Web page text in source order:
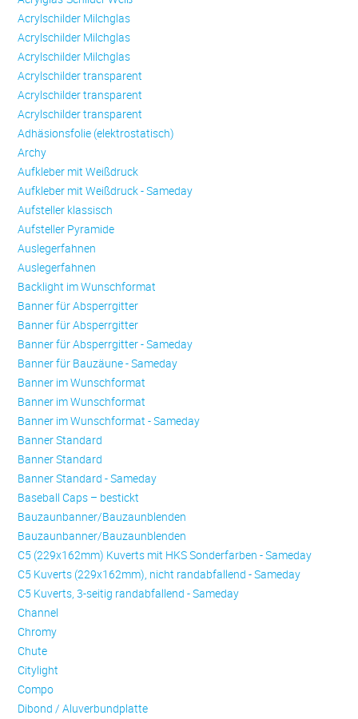
Acrylschilder Milchglas
Acrylschilder Milchglas
Acrylschilder Milchglas
Acrylschilder transparent
Acrylschilder transparent
Acrylschilder transparent
Adhäsionsfolie (elektrostatisch)
Archy
Aufkleber mit Weißdruck
Aufkleber mit Weißdruck - Sameday
Aufsteller klassisch
Aufsteller Pyramide
Auslegerfahnen
Auslegerfahnen
Backlight im Wunschformat
Banner für Absperrgitter
Banner für Absperrgitter
Banner für Absperrgitter - Sameday
Banner für Bauzäune - Sameday
Banner im Wunschformat
Banner im Wunschformat
Banner im Wunschformat - Sameday
Banner Standard
Banner Standard
Banner Standard - Sameday
Baseball Caps – bestickt
Bauzaunbanner/Bauzaunblenden
Bauzaunbanner/Bauzaunblenden
C5 (229x162mm) Kuverts mit HKS Sonderfarben - Sameday
C5 Kuverts (229x162mm), nicht randabfallend - Sameday
C5 Kuverts, 3-seitig randabfallend - Sameday
Channel
Chromy
Chute
Citylight
Compo
Dibond / Aluverbundplatte